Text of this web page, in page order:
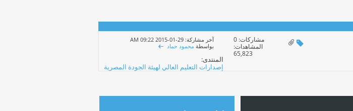
مشاركات: 0
المشاهدات:
65,823
آخر مشاركة: 29-01-2015
09:22 AM
بواسطة محمود حماد
المنتدى:
إصدارات التعليم العالي لهيئة الجودة المصرية